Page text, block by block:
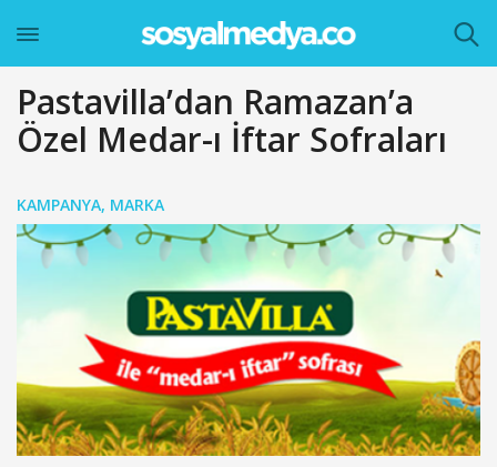
Pastavilla’dan Ramazan’a
Özel Medar-ı İftar Sofraları
KAMPANYA, MARKA